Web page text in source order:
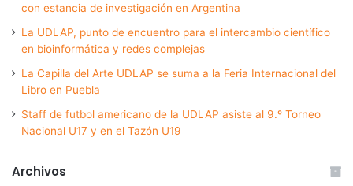
con estancia de investigación en Argentina
La UDLAP, punto de encuentro para el intercambio científico
en bioinformática y redes complejas
La Capilla del Arte UDLAP se suma a la Feria Internacional del
Libro en Puebla
Staff de futbol americano de la UDLAP asiste al 9.º Torneo
Nacional U17 y en el Tazón U19
Archivos